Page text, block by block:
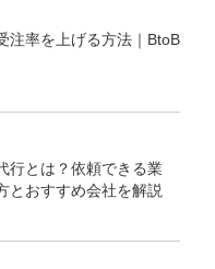
注率を上げる方法｜BtoB
行とは？依頼できる業
とおすすめ会社を解説